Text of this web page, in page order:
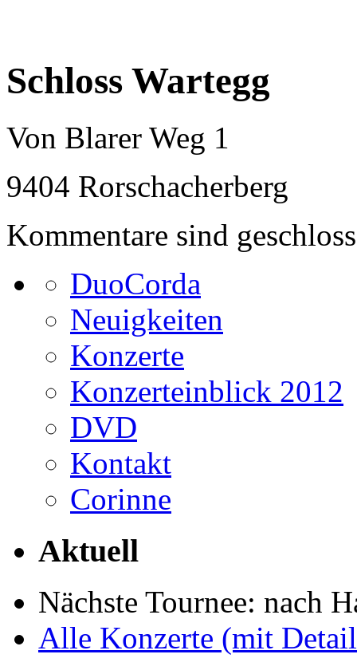
Schloss Wartegg
Von Blarer Weg 1
9404 Rorschacherberg
Kommentare sind
DuoCorda
Neuigkeiten
Konzerte
Konzerteinblick 2012
DVD
Kontakt
Corinne
Aktuell
Nächste Tournee: nach
Alle Konzerte (mit